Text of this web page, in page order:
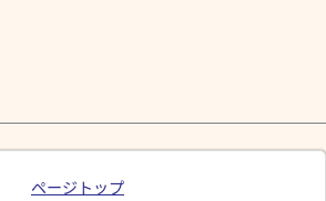
ページトップ